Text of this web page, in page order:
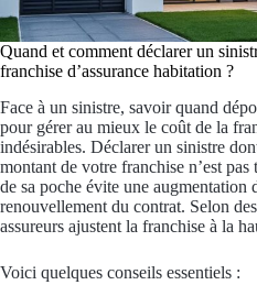
Quand et comment déclarer un
franchise d’assurance habitation ?
Face à un sinistre, savoir quand
pour gérer au mieux le coût de la
indésirables. Déclarer un sinistre
montant de votre franchise n’est
de sa poche évite une augmentation
renouvellement du contrat. Selon
assureurs ajustent la franchise à la
Voici quelques conseils essentiels :